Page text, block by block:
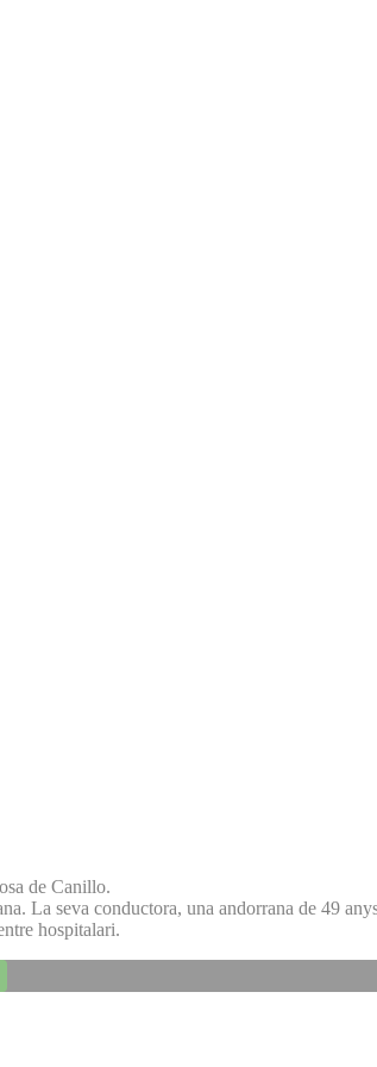
de Canillo.
La seva conductora, una andorrana de 49
hospitalari.